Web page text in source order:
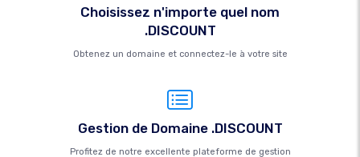
Choisissez n'importe quel nom
.DISCOUNT
Obtenez un domaine et connectez-le à votre site
Gestion de Domaine .DISCOUNT
Profitez de notre excellente plateforme de gestion